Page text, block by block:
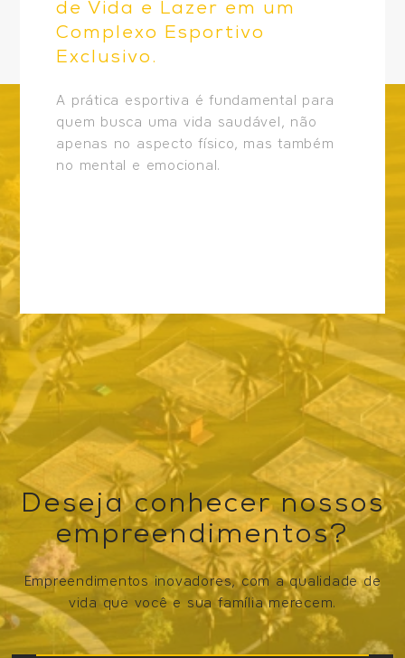
de Vida e Lazer em um
Complexo Esportivo
Exclusivo.
A prática esportiva é fundamental para
quem busca uma vida saudável, não
apenas no aspecto físico, mas também
no mental e emocional.
Deseja conhecer nossos
empreendimentos?
Empreendimentos inovadores, com a qualidade de
vida que você e sua família merecem.